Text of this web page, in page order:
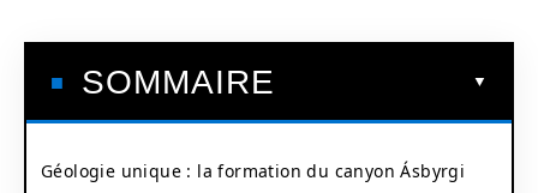
SOMMAIRE
Géologie unique : la formation du canyon Ásbyrgi